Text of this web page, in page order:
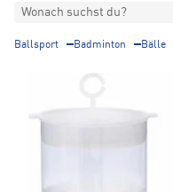
Wonach suchst du?
Ballsport Badminton Bälle